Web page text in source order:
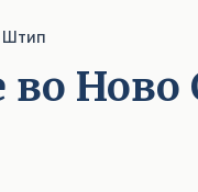
Штип
во